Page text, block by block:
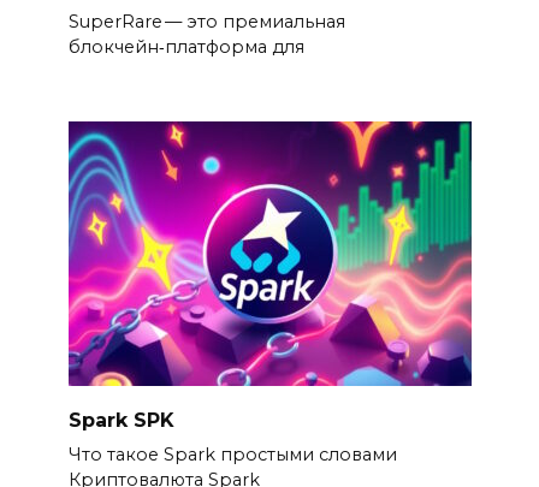
SuperRare — это премиальная
блокчейн‑платформа для
Spark SPK
Что такое Spark простыми словами
Криптовалюта Spark